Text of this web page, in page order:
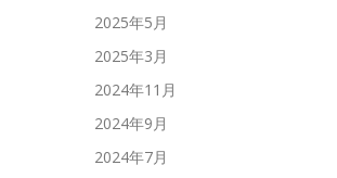
2025年5月
2025年3月
2024年11月
2024年9月
2024年7月